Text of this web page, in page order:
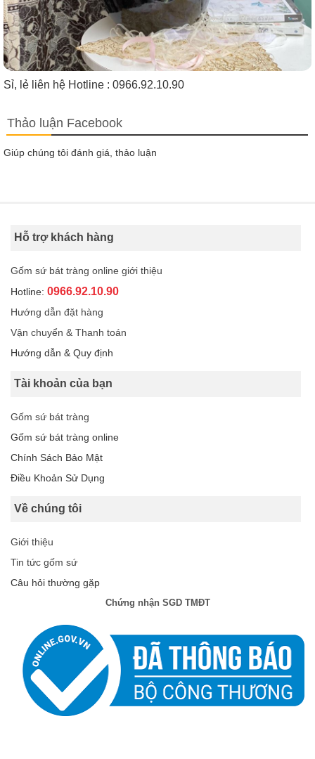
Sỉ, lẻ liên hệ Hotline : 0966.92.10.90
Thảo luận Facebook
Giúp chúng tôi đánh giá, thảo luận
Hỗ trợ khách hàng
Gốm sứ bát tràng online giới thiệu
Hotline: 0966.92.10.90
Hướng dẫn đặt hàng
Vận chuyển & Thanh toán
Hướng dẫn & Quy định
Tài khoản của bạn
Gốm sứ bát tràng
Gốm sứ bát tràng online
Chính Sách Bảo Mật
Điều Khoản Sử Dụng
Về chúng tôi
Giới thiệu
Tin tức gốm sứ
Câu hỏi thường gặp
Chứng nhận SGD TMĐT